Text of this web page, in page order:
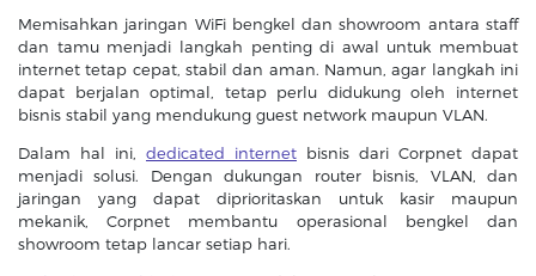
Memisahkan jaringan WiFi bengkel dan showroom antara staff
dan tamu menjadi langkah penting di awal untuk membuat
internet tetap cepat, stabil dan aman. Namun, agar langkah ini
dapat berjalan optimal, tetap perlu didukung oleh internet
bisnis stabil yang mendukung guest network maupun VLAN.
Dalam hal ini, dedicated internet bisnis dari Corpnet dapat
menjadi solusi. Dengan dukungan router bisnis, VLAN, dan
jaringan yang dapat diprioritaskan untuk kasir maupun
mekanik, Corpnet membantu operasional bengkel dan
showroom tetap lancar setiap hari.